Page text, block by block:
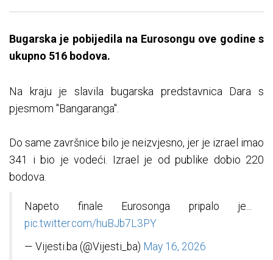
Bugarska je pobijedila na Eurosongu ove godine s
ukupno 516 bodova.
Na kraju je slavila bugarska predstavnica Dara s
pjesmom "Bangaranga".
Do same završnice bilo je neizvjesno, jer je izrael imao
341 i bio je vodeći. Izrael je od publike dobio 220
bodova.
Napeto finale Eurosonga pripalo je...
pic.twitter.com/huBJb7L3PY
— Vijesti.ba (@Vijesti_ba) May 16, 2026